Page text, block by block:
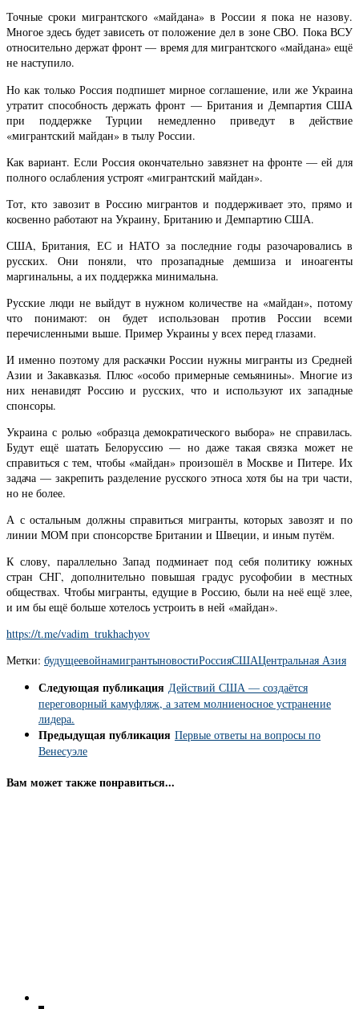
Точные сроки мигрантского «майдана» в России я пока не назову.
Многое здесь будет зависеть от положение дел в зоне СВО. Пока ВСУ
относительно держат фронт — время для мигрантского «майдана» ещё
не наступило.
Но как только Россия подпишет мирное соглашение, или же Украина
утратит способность держать фронт — Британия и Демпартия США
при поддержке Турции немедленно приведут в действие
«мигрантский майдан» в тылу России.
Как вариант. Если Россия окончательно завязнет на фронте — ей для
полного ослабления устроят «мигрантский майдан».
Тот, кто завозит в Россию мигрантов и поддерживает это, прямо и
косвенно работают на Украину, Британию и Демпартию США.
США, Британия, ЕС и НАТО за последние годы разочаровались в
русских. Они поняли, что прозападные демшиза и иноагенты
маргинальны, а их поддержка минимальна.
Русские люди не выйдут в нужном количестве на «майдан», потому
что понимают: он будет использован против России всеми
перечисленными выше. Пример Украины у всех перед глазами.
И именно поэтому для раскачки России нужны мигранты из Средней
Азии и Закавказья. Плюс «особо примерные семьянины». Многие из
них ненавидят Россию и русских, что и используют их западные
спонсоры.
Украина с ролью «образца демократического выбора» не справилась.
Будут ещё шатать Белоруссию — но даже такая связка может не
справиться с тем, чтобы «майдан» произошёл в Москве и Питере. Их
задача — закрепить разделение русского этноса хотя бы на три части,
но не более.
А с остальным должны справиться мигранты, которых завозят и по
линии МОМ при спонсорстве Британии и Швеции, и иным путём.
К слову, параллельно Запад подминает под себя политику южных
стран СНГ, дополнительно повышая градус русофобии в местных
обществах. Чтобы мигранты, едущие в Россию, были на неё ещё злее,
и им бы ещё больше хотелось устроить в ней «майдан».
https://t.me/vadim_trukhachyov
Метки: будущеевойнамигрантыновостиРоссияСШАЦентральная Азия
Следующая публикация Действий США — создаётся
переговорный камуфляж, а затем молниеносное устранение
лидера.
Предыдущая публикация Первые ответы на вопросы по
Венесуэле
Вам может также понравиться...